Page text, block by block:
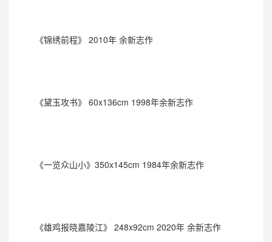
《锦绣前程》 2010年 余新志作
《黛玉攻书》 60x136cm 1998年余新志作
《一览众山小》350x145cm 1984年余新志作
《雄鸡报晓嘉陵江》 248x92cm 2020年 余新志作